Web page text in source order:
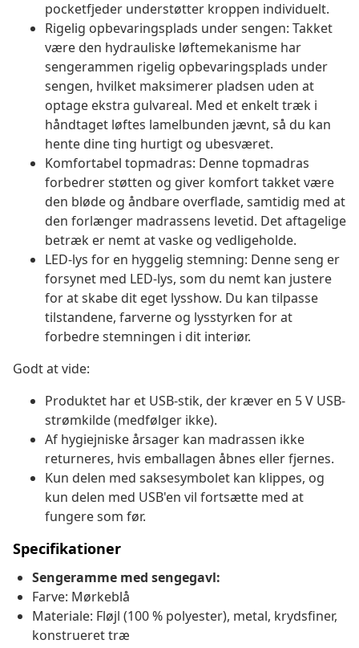
pocketfjeder understøtter kroppen individuelt.
Rigelig opbevaringsplads under sengen: Takket
være den hydrauliske løftemekanisme har
sengerammen rigelig opbevaringsplads under
sengen, hvilket maksimerer pladsen uden at
optage ekstra gulvareal. Med et enkelt træk i
håndtaget løftes lamelbunden jævnt, så du kan
hente dine ting hurtigt og ubesværet.
Komfortabel topmadras: Denne topmadras
forbedrer støtten og giver komfort takket være
den bløde og åndbare overflade, samtidig med at
den forlænger madrassens levetid. Det aftagelige
betræk er nemt at vaske og vedligeholde.
LED-lys for en hyggelig stemning: Denne seng er
forsynet med LED-lys, som du nemt kan justere
for at skabe dit eget lysshow. Du kan tilpasse
tilstandene, farverne og lysstyrken for at
forbedre stemningen i dit interiør.
Godt at vide:
Produktet har et USB-stik, der kræver en 5 V USB-
strømkilde (medfølger ikke).
Af hygiejniske årsager kan madrassen ikke
returneres, hvis emballagen åbnes eller fjernes.
Kun delen med saksesymbolet kan klippes, og
kun delen med USB'en vil fortsætte med at
fungere som før.
Specifikationer
Sengeramme med sengegavl:
Farve: Mørkeblå
Materiale: Fløjl (100 % polyester), metal, krydsfiner,
konstrueret træ